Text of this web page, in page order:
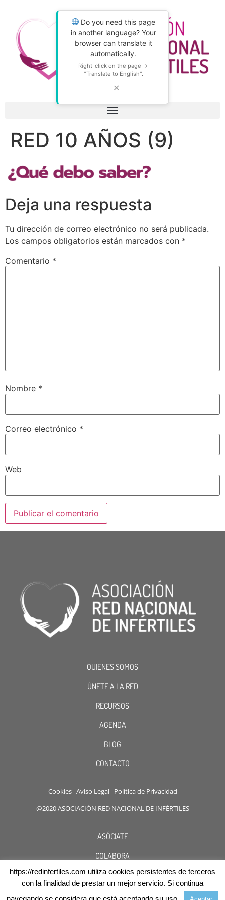
Do you need this page
in another language? Your
browser can translate it
automatically.
Right-click on the page →
"Translate to English".
✕
RED 10 AÑOS (9)
Deja una respuesta
Tu dirección de correo electrónico no será publicada.
Los campos obligatorios están marcados con *
Comentario *
Nombre *
Correo electrónico *
Web
QUIENES SOMOS
ÚNETE A LA RED
RECURSOS
AGENDA
BLOG
CONTACTO
Cookies Aviso Legal Política de Privacidad
@2020 ASOCIACIÓN RED NACIONAL DE INFÉRTILES
ASÓCIATE
COLABORA
DESCUENTOS
https://redinfertiles.com utiliza cookies persistentes de terceros
con la finalidad de prestar un mejor servicio. Si continua